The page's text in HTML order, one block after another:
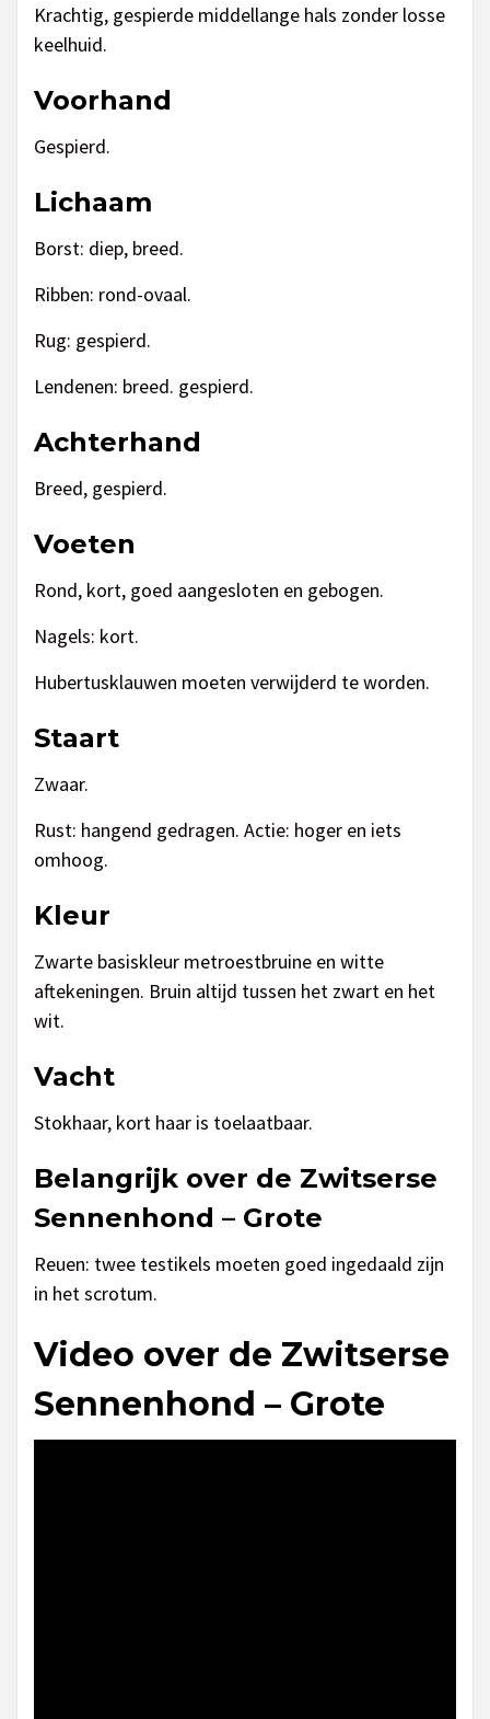
Krachtig, gespierde middellange hals zonder losse
keelhuid.
Voorhand
Gespierd.
Lichaam
Borst: diep, breed.
Ribben: rond-ovaal.
Rug: gespierd.
Lendenen: breed. gespierd.
Achterhand
Breed, gespierd.
Voeten
Rond, kort, goed aangesloten en gebogen.
Nagels: kort.
Hubertusklauwen moeten verwijderd te worden.
Staart
Zwaar.
Rust: hangend gedragen. Actie: hoger en iets
omhoog.
Kleur
Zwarte basiskleur metroestbruine en witte
aftekeningen. Bruin altijd tussen het zwart en het
wit.
Vacht
Stokhaar, kort haar is toelaatbaar.
Belangrijk over de Zwitserse
Sennenhond – Grote
Reuen: twee testikels moeten goed ingedaald zijn
in het scrotum.
Video over de Zwitserse
Sennenhond – Grote